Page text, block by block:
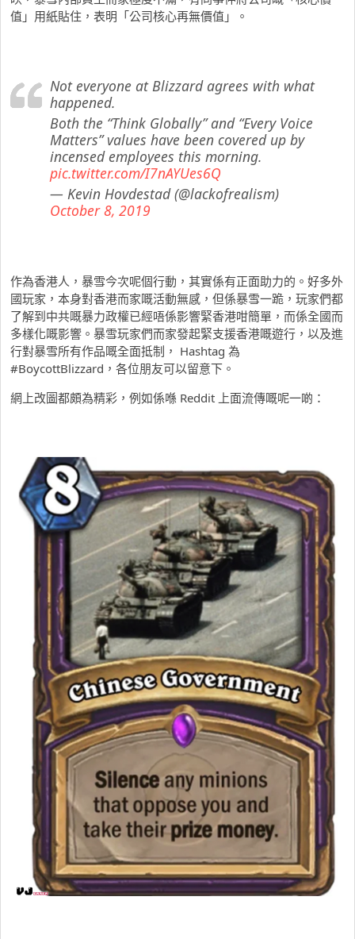
值」用紙貼住，表明「公司核心再無價值」。
Not everyone at Blizzard agrees with what
happened.
Both the “Think Globally” and “Every Voice
Matters” values have been covered up by
incensed employees this morning.
pic.twitter.com/I7nAYUes6Q
— Kevin Hovdestad (@lackofrealism)
October 8, 2019
作為香港人，暴雪今次呢個行動，其實係有正面助力的。好多外
國玩家，本身對香港而家嘅活動無感，但係暴雪一跪，玩家們都
了解到中共嘅暴力政權已經唔係影響緊香港咁簡單，而係全國而
多樣化嘅影響。暴雪玩家們而家發起緊支援香港嘅遊行，以及進
行對暴雪所有作品嘅全面抵制， Hashtag 為
#BoycottBlizzard，各位朋友可以留意下。
網上改圖都頗為精彩，例如係喺 Reddit 上面流傳嘅呢一啲：